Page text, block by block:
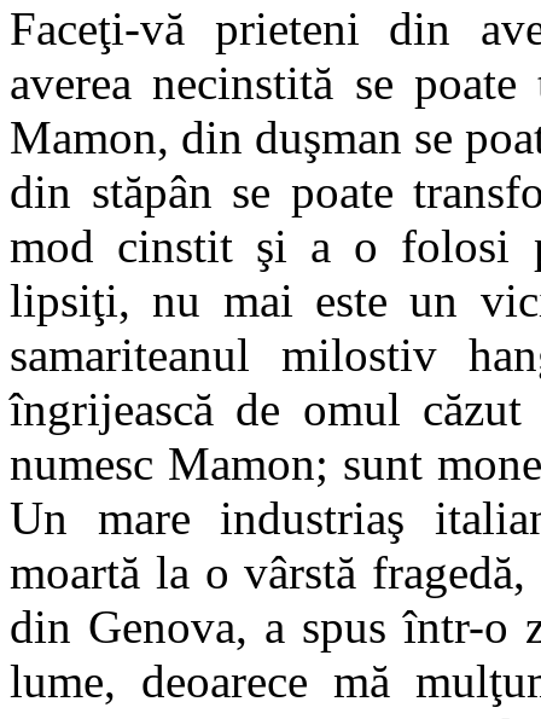
Faceţi-vă prieteni din
averea necinstită se
Mamon, din duşman se
din stăpân se poate
mod cinstit şi a o folosi
lipsiţi, nu mai este un
samariteanul milostiv
îngrijească de omul
numesc Mamon; sunt
Un mare industriaş
moartă la o vârstă
din Genova, a spus într-o
lume, deoarece mă